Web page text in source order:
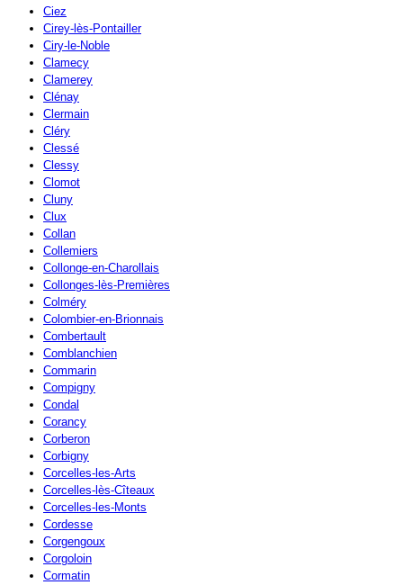
Ciez
Cirey-lès-Pontailler
Ciry-le-Noble
Clamecy
Clamerey
Clénay
Clermain
Cléry
Clessé
Clessy
Clomot
Cluny
Clux
Collan
Collemiers
Collonge-en-Charollais
Collonges-lès-Premières
Colméry
Colombier-en-Brionnais
Combertault
Comblanchien
Commarin
Compigny
Condal
Corancy
Corberon
Corbigny
Corcelles-les-Arts
Corcelles-lès-Cîteaux
Corcelles-les-Monts
Cordesse
Corgengoux
Corgoloin
Cormatin